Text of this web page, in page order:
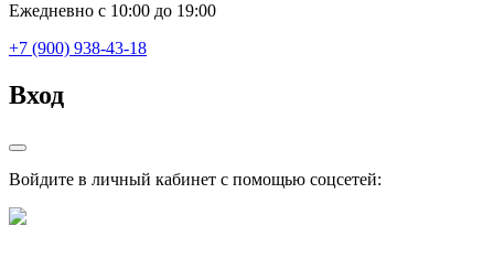
Ежедневно с 10:00 до 19:00
+7 (900) 938-43-18
Вход
Войдите в личный кабинет с помощью соцсетей: